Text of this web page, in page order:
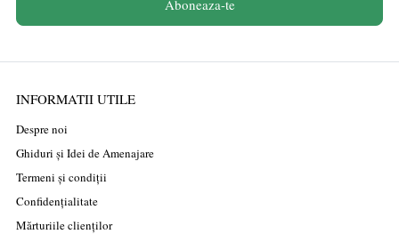
Aboneaza-te
INFORMATII UTILE
Despre noi
Ghiduri și Idei de Amenajare
Termeni și condiții
Confidențialitate
Mărturiile clienților